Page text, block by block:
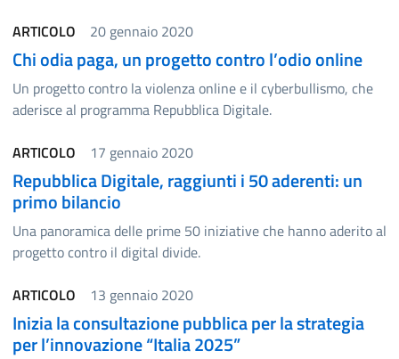
ARTICOLO
20 gennaio 2020
Chi odia paga, un progetto contro l’odio online
Un progetto contro la violenza online e il cyberbullismo, che
aderisce al programma Repubblica Digitale.
ARTICOLO
17 gennaio 2020
Repubblica Digitale, raggiunti i 50 aderenti: un
primo bilancio
Una panoramica delle prime 50 iniziative che hanno aderito al
progetto contro il digital divide.
ARTICOLO
13 gennaio 2020
Inizia la consultazione pubblica per la strategia
per l’innovazione “Italia 2025”